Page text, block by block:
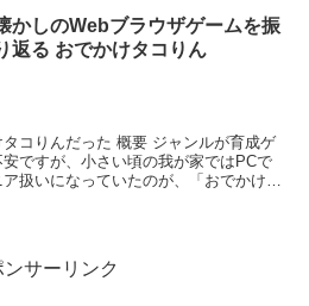
かしのWebブラウザゲームを振
返る おでかけタコりん
コりんだった 概要 ジャンルが育成ゲ
ですが、小さい頃の我が家ではPCで
扱いになっていたのが、「おでかけタ
ンサーリンク